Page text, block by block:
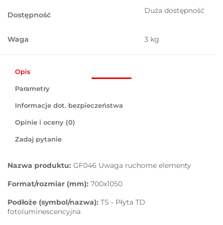
Dostępność Duża dostępność
Waga 3 kg
Opis
Parametry
Informacje dot. bezpieczeństwa
Opinie i oceny (0)
Zadaj pytanie
Nazwa produktu: GF046 Uwaga ruchome elementy
Format/rozmiar (mm): 700x1050
Podłoże (symbol/nazwa): TS - Płyta TD
fotoluminescencyjna